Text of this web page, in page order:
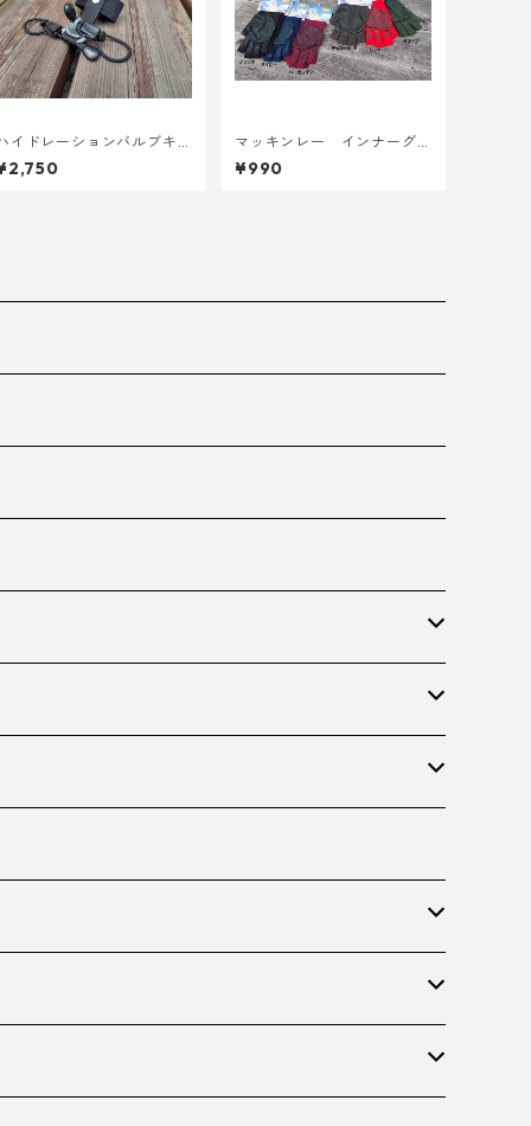
イドレーションバルブキ
ッチ+チューブマグネット
（全メーカー対応モデル）
マッキンレー インナーグ
ローブ ノンスリップショー
ト
¥990